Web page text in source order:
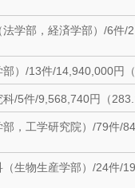
学部，経済学部）/6件/
）/13件/14,940,000円（
/5件/9,568,740円（
，工学研究院）/79件/
生物生産学部）/24件/